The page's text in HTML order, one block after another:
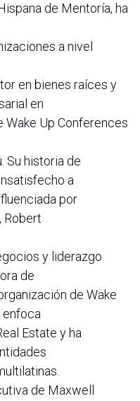
de Mentoría, ha
a nivel
en bienes raíces y
en
Wake Up Conferences
Su historia de
a
por
Robert
y liderazgo
de
de Wake
enfoca
Estate y ha
de Maxwell